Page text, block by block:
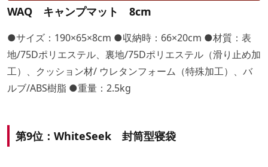
WAQ キャンプマット 8cm
●サイズ：190×65×8cm ●収納時：66×20cm ●材質：表
地/75Dポリエステル、裏地/75Dポリエステル（滑り止め加
工）、クッション材/ ウレタンフォーム（特殊加工）、バ
ルブ/ABS樹脂 ●重量：2.5kg
第9位：WhiteSeek 封筒型寝袋